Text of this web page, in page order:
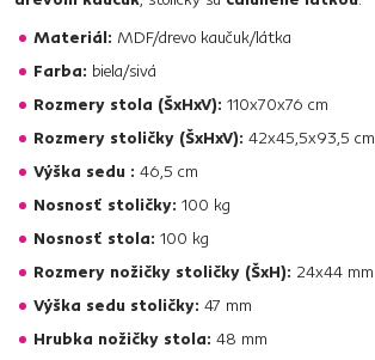
Materiál: MDF/drevo kaučuk/látka
Farba: biela/sivá
Rozmery stola (ŠxHxV): 110x70x76 cm
Rozmery stoličky (ŠxHxV): 42x45,5x93,5 cm
Výška sedu : 46,5 cm
Nosnosť stoličky: 100 kg
Nosnosť stola: 100 kg
Rozmery nožičky stoličky (ŠxH): 24x44 mm
Výška sedu stoličky: 47 mm
Hrubka nožičky stola: 48 mm